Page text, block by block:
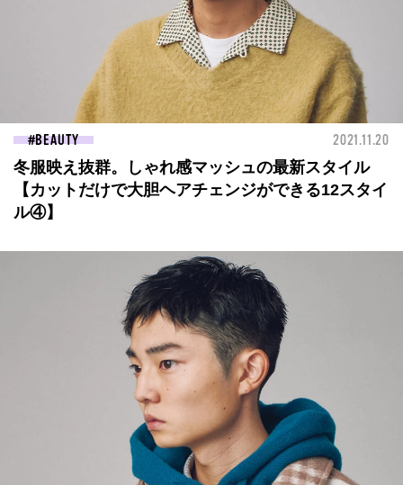
BEAUTY 2021.11.20
冬服映え抜群。しゃれ感マッシュの最新スタイル
【カットだけで大胆ヘアチェンジができる12スタイ
ル④】